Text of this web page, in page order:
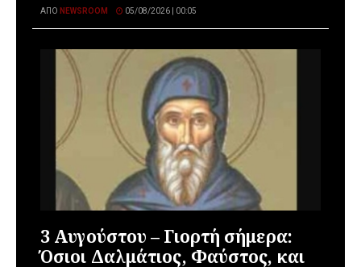
ΑΠΌ NEWSROOM 05/08/2026 | 00:05
3 Αυγούστου – Γιορτή σήμερα:
Όσιοι Δαλμάτιος, Φαύστος, και